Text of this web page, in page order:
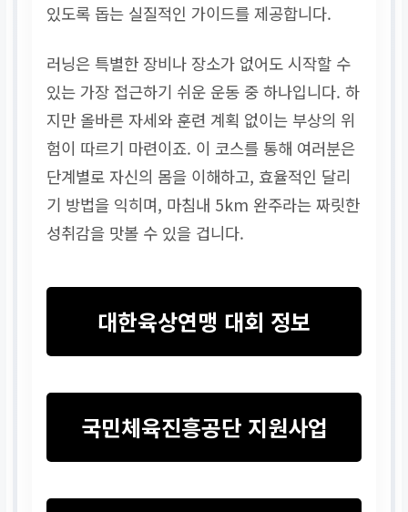
있도록 돕는 실질적인 가이드를 제공합니다.
러닝은 특별한 장비나 장소가 없어도 시작할 수
있는 가장 접근하기 쉬운 운동 중 하나입니다. 하
지만 올바른 자세와 훈련 계획 없이는 부상의 위
험이 따르기 마련이죠. 이 코스를 통해 여러분은
단계별로 자신의 몸을 이해하고, 효율적인 달리
기 방법을 익히며, 마침내 5km 완주라는 짜릿한
성취감을 맛볼 수 있을 겁니다.
대한육상연맹 대회 정보
국민체육진흥공단 지원사업